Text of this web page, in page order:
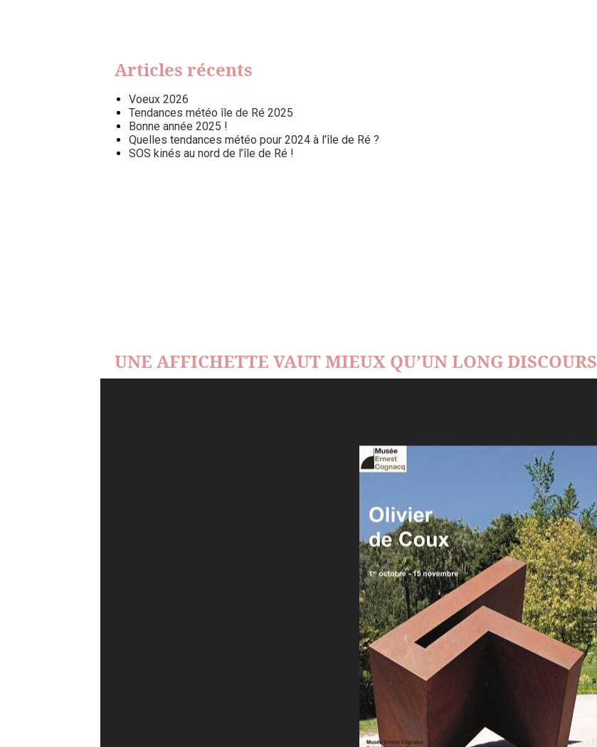
Articles récents
Voeux 2026
Tendances météo île de Ré 2025
Bonne année 2025 !
Quelles tendances météo pour 2024 à l’île de Ré ?
SOS kinés au nord de l’île de Ré !
UNE AFFICHETTE VAUT MIEUX QU’UN LONG DISCOURS